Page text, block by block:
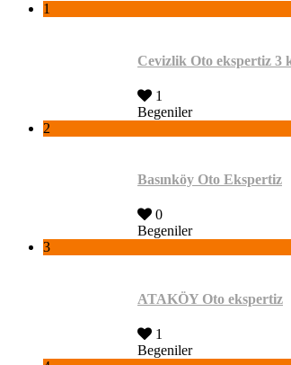
1
Cevizlik Oto ekspertiz 3
1
Begeniler
2
Basınköy Oto Ekspertiz
0
Begeniler
3
ATAKÖY Oto ekspertiz
1
Begeniler